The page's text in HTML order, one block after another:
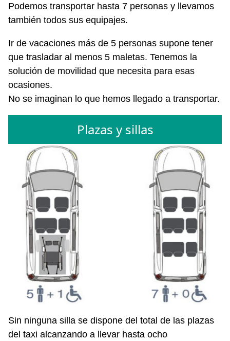
Podemos transportar hasta 7 personas y llevamos
también todos sus equipajes.
Ir de vacaciones más de 5 personas supone tener
que trasladar al menos 5 maletas. Tenemos la
solución de movilidad que necesita para esas
ocasiones.
No se imaginan lo que hemos llegado a transportar.
Plazas y sillas
Sin ninguna silla se dispone del total de las plazas
del taxi alcanzando a llevar hasta ocho